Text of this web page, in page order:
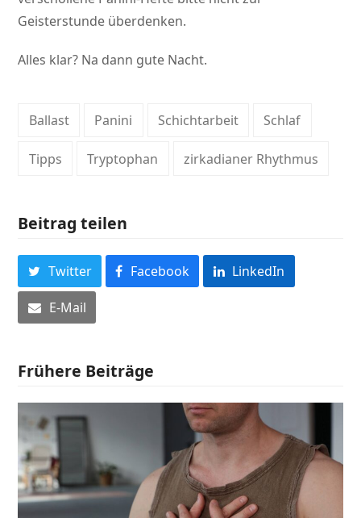
Geisterstunde überdenken.
Alles klar? Na dann gute Nacht.
Ballast Panini Schichtarbeit Schlaf
Tipps Tryptophan zirkadianer Rhythmus
Beitrag teilen
Twitter Facebook LinkedIn
E-Mail
Frühere Beiträge